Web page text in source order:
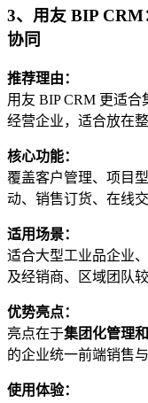
3、用友 BIP
协同
推荐理由：
用友 BIP CRM 更适
经营企业，适合放在
核心功能：
覆盖客户管理、项目
动、销售订货、在线
适用场景：
适合大型工业品企业
及经销商、区域团队较
优势亮点：
亮点在于集团化管理
的企业统一前端销售
使用体验：